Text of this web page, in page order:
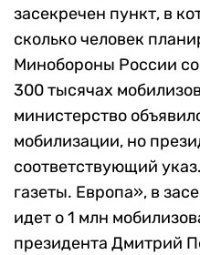
засекречен пункт, в
сколько человек
Минобороны России
300 тысячах
министерство
мобилизации, но
соответствующий
газеты. Европа», в
идет о 1 млн
президента Дмитрий